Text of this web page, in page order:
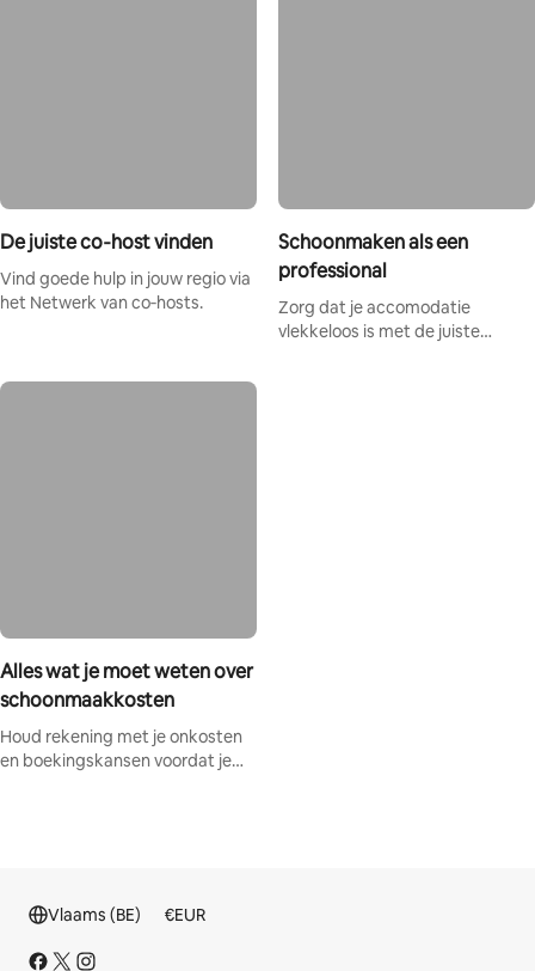
De juiste co‑host vinden
Vind goede hulp in jouw regio via
het Netwerk van co‑hosts.
Schoonmaken als een
professional
Zorg dat je accomodatie
vlekkeloos is met de juiste
Alles wat je moet weten over
schoonmaakkosten
Houd rekening met je onkosten
en boekingskansen voordat je
Vlaams (BE) €EUR